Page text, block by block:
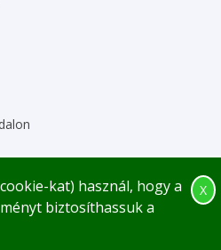
X
kat) használ, hogy a
biztosíthassuk a